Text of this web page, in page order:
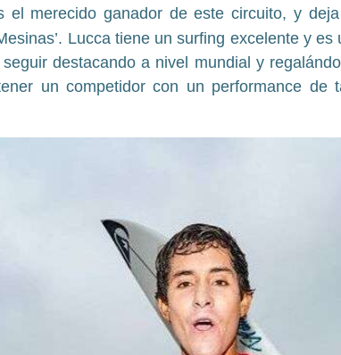
el merecido ganador de este circuito, y
Lucca tiene un surfing excelente y
destacando a nivel mundial y
un competidor con un performance de